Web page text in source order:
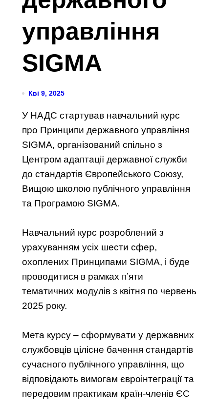
управління
SIGMA
Кві 9, 2025
У НАДС стартував навчальний курс
про Принципи державного управління
SIGMA, організований спільно з
Центром адаптації державної служби
до стандартів Європейського Союзу,
Вищою школою публічного управління
та Програмою SIGMA.
Навчальний курс розроблений з
урахуванням усіх шести сфер,
охоплених Принципами SIGMA, і буде
проводитися в рамках п’яти
тематичних модулів з квітня по червень
2025 року.
Мета курсу – сформувати у державних
службовців цілісне бачення стандартів
сучасного публічного управління, що
відповідають вимогам євроінтеграції та
передовим практикам країн-членів ЄС